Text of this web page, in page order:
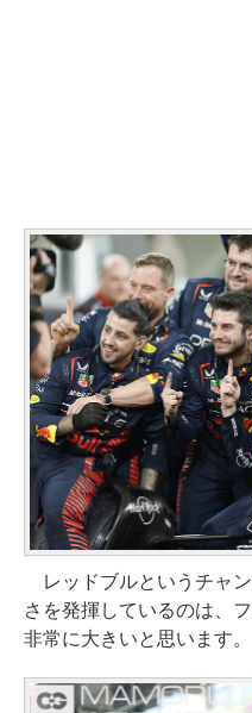
レッドブルというチャ
さを発揮しているのは、
非常に大きいと思います。